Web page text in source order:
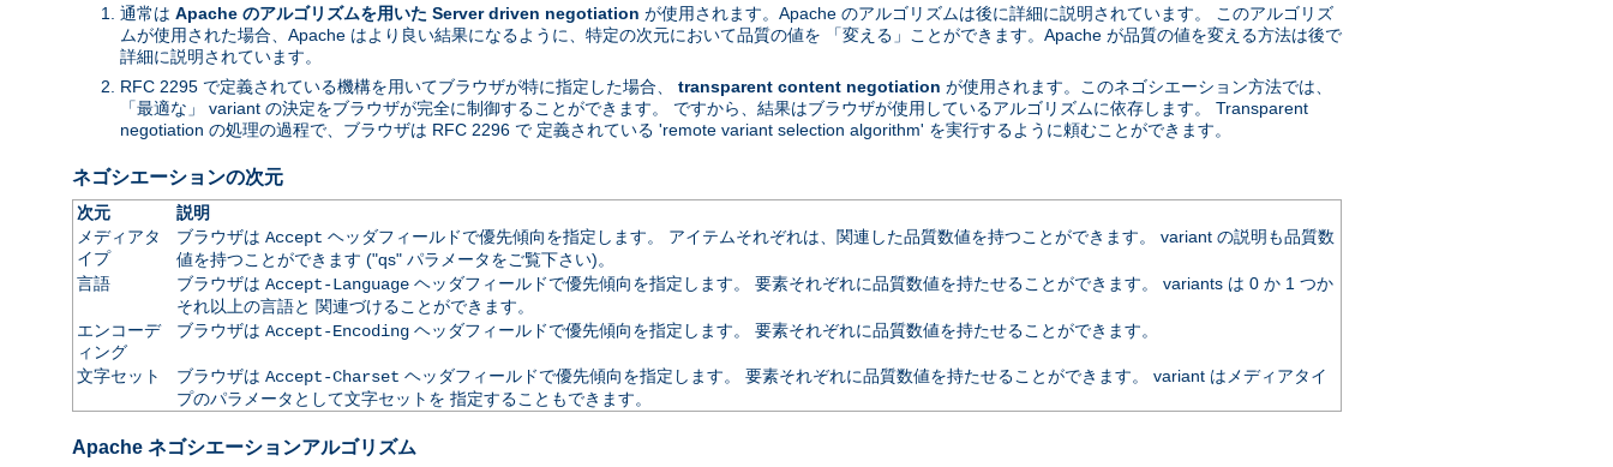
通常は Apache のアルゴリズムを用いた Server driven negotiation が使用されます。Apache のアルゴリズムは後に詳細に説明されています。 このアルゴリズ
ムが使用された場合、Apache はより良い結果になるように、特定の次元において品質の値を 「変える」ことができます。Apache が品質の値を変える方法は後で
詳細に説明されています。
RFC 2295 で定義されている機構を用いてブラウザが特に指定した場合、 transparent content negotiation が使用されます。このネゴシエーション方法では、
「最適な」 variant の決定をブラウザが完全に制御することができます。 ですから、結果はブラウザが使用しているアルゴリズムに依存します。 Transparent
negotiation の処理の過程で、ブラウザは RFC 2296 で 定義されている 'remote variant selection algorithm' を実行するように頼むことができます。
ネゴシエーションの次元
次元
説明
メディアタ
イプ
ブラウザは Accept ヘッダフィールドで優先傾向を指定します。 アイテムそれぞれは、関連した品質数値を持つことができます。 variant の説明も品質数
値を持つことができます ("qs" パラメータをご覧下さい)。
言語
ブラウザは Accept-Languageヘッダフィールドで優先傾向を指定します。 要素それぞれに品質数値を持たせることができます。 variants は 0 か 1 つか
それ以上の言語と 関連づけることができます。
エンコーデ
ィング
ブラウザは Accept-Encodingヘッダフィールドで優先傾向を指定します。 要素それぞれに品質数値を持たせることができます。
文字セット ブラウザは Accept-Charset ヘッダフィールドで優先傾向を指定します。 要素それぞれに品質数値を持たせることができます。 variant はメディアタイ
プのパラメータとして文字セットを 指定することもできます。
Apache ネゴシエーションアルゴリズム